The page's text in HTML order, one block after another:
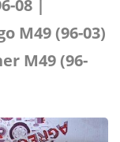
08 |
М49 (96-03)
М49 (96-